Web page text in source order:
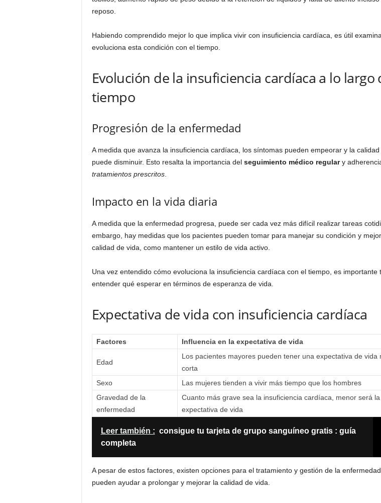
reposo.
Habiendo comprendido mejor lo que implica vivir con insuficiencia cardíaca, es útil
evoluciona esta condición con el tiempo.
Evolución de la insuficiencia cardíaca a lo largo
tiempo
Progresión de la enfermedad
A medida que avanza la insuficiencia cardíaca, los síntomas pueden empeorar y la calidad
puede disminuir. Esto resalta la importancia del seguimiento médico regulary
tratamientos prescritos.
Impacto en la vida diaria
A medida que la enfermedad progresa, puede ser cada vez más difícil realizar tareas
embargo, hay medidas que los pacientes pueden tomar para manejar su condición y
calidad de vida, como mantener un estilo de vida activo.
Una vez entendido cómo evoluciona la insuficiencia cardíaca con el tiempo, es importante
entender qué esperar en términos de esperanza de vida.
Expectativa de vida con insuficiencia cardíaca
Factores Influencia en la expectativa de vida
Edad
Los pacientes mayores pueden tener una expectativa de vida
corta
Sexo
Las mujeres tienden a vivir más tiempo que los hombres
Gravedad de la
enfermedad
Cuanto más grave sea la insuficiencia cardíaca, menor será la
expectativa de vida
Leer también : consigue tu tarjeta de grupo sanguíneo gratis : guía
completa
A pesar de estos factores, existen opciones para el tratamiento y gestión de la
pueden ayudar a prolongar y mejorar la calidad de vida.